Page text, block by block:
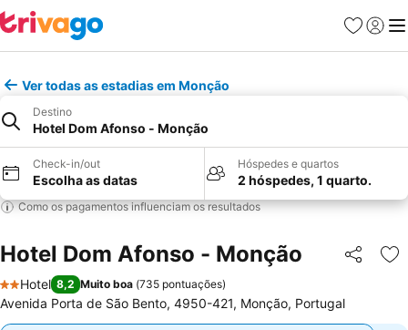
Favoritos
Iniciar
Ver todas as estadias em Monção
Destino
Hotel Dom Afonso - Monção
Check-in/out
Escolha as datas
Hóspedes e quartos
2 hóspedes, 1 quarto.
Como os pagamentos influenciam os resultados
Hotel Dom Afonso - Monção Partilhar
2 Estrelas
Hotel 8,2 Muito boa (735 pontuações)
Avenida Porta de São Bento, 4950-421, Monção, Portugal